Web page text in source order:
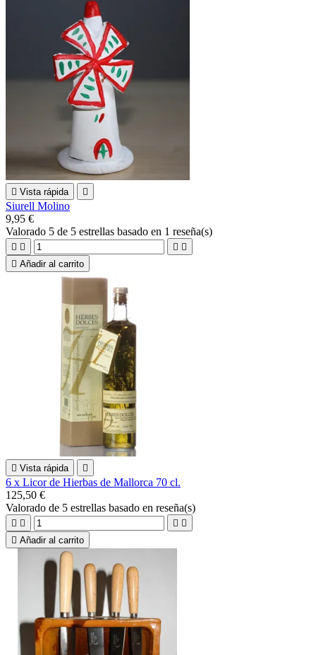
 Vista rápida 
Siurell Molino
9,95 €
Valorado 5 de 5 estrellas basado en 1 reseña(s)
   
 Añadir al carrito
 Vista rápida 
6 x Licor de Hierbas de Mallorca 70 cl.
125,50 €
Valorado de 5 estrellas basado en reseña(s)
   
 Añadir al carrito